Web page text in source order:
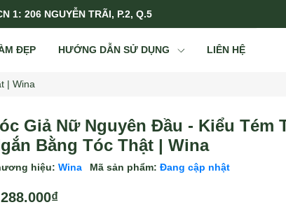
1: 206 NGUYỄN TRÃI, P.2, Q.5
ĐẸP HƯỚNG DẪN SỬ DỤNG LIÊN HỆ
| Wina
Giả Nữ Nguyên Đầu - Kiểu Tém
Bằng Tóc Thật | Wina
hiệu: Wina Mã sản phẩm: Đang cập nhật